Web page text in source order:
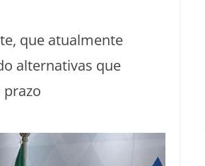
que atualmente
alternativas que